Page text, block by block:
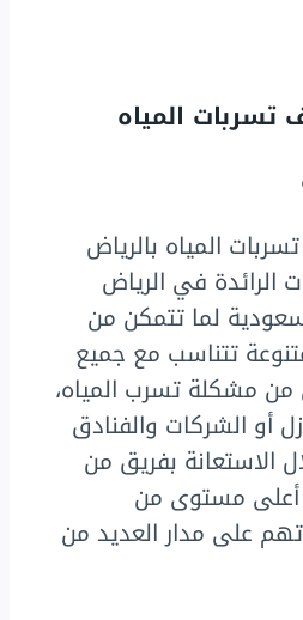
المياه
المياه بالرياض
الرائدة في الرياض
لما تتمكن من
تتناسب مع جميع
من مشكلة تسرب المياه،
أو الشركات والفنادق
الاستعانة بفريق من
أعلى مستوى من
على مدار العديد من